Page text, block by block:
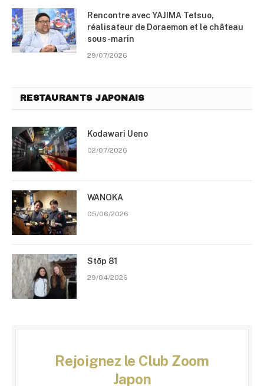
Rencontre avec YAJIMA Tetsuo,
réalisateur de Doraemon et le château
sous-marin
29/07/2026
RESTAURANTS JAPONAIS
Kodawari Ueno
02/07/2026
WANOKA
05/06/2026
Stōp 81
29/04/2026
Rejoignez le Club Zoom
Japon